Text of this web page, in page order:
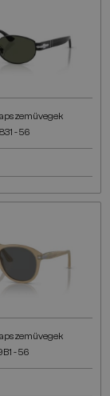
- 56
- 56